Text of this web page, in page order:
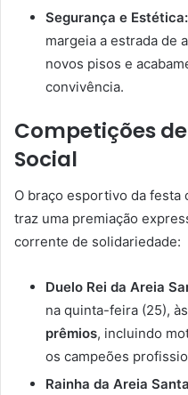
Segurança e Estética:
margeia a estrada de
novos pisos e
convivência.
Competições
Social
O braço esportivo da festa
traz uma premiação
corrente de solidariedade:
Duelo Rei da Areia
na quinta-feira (25),
prêmios, incluindo
os campeões
Rainha da Areia